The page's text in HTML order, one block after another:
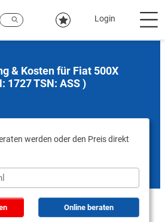
Login
& Kosten für Fiat 500X
1727 TSN: ASS )
werden oder den Preis direkt
Online beraten